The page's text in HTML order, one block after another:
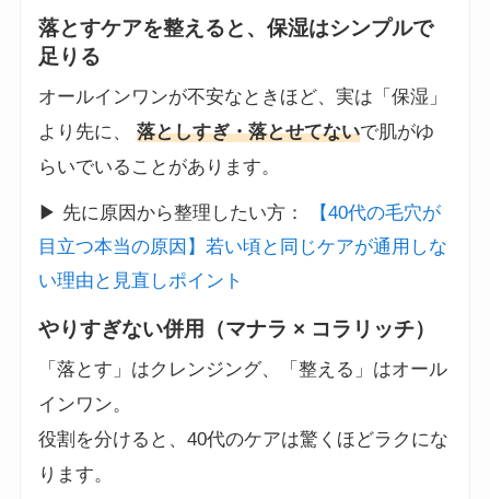
落とすケアを整えると、保湿はシンプルで
足りる
オールインワンが不安なときほど、実は「保湿」
より先に、 落としすぎ・落とせてないで肌がゆ
らいでいることがあります。
▶ 先に原因から整理したい方：
【40代の毛穴が
目立つ本当の原因】若い頃と同じケアが通用しな
い理由と見直しポイント
やりすぎない併用（マナラ × コラリッチ）
「落とす」はクレンジング、「整える」はオール
インワン。
役割を分けると、40代のケアは驚くほどラクにな
ります。